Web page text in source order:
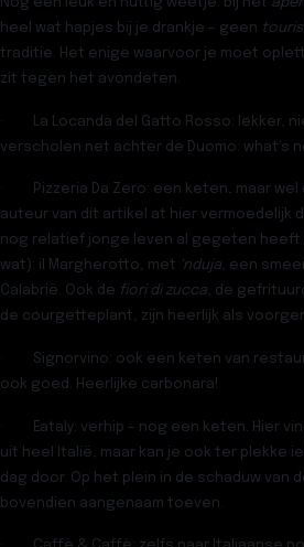
Nog een leuk en nuttig weetje: bij het
heel wat hapjes bij je drankje – geen
traditie. Het enige waarvoor je moet
zit tegen het avondeten.
· La Locanda del Gatto Rosso: lekker,
verscholen net achter de Duomo: what’s
· Pizzeria Da Zero: een keten, maar
auteur van dit artikel at hier vermoedelijk
nog relatief jonge leven al gegeten heeft
wat): il Margherotto, met ‘nduja, een
Calabrië. Ook de fiori di zucca, de
de courgetteplant, zijn heerlijk als
· Signorvino: ook een keten van
ook goed. Heerlijke carbonara!
· Eataly: verhip – nog een keten. Hier
uit heel Italië, maar kan je ook ter plekke
dag door. Op het plein in de schaduw van
bovendien aangenaam toeven.